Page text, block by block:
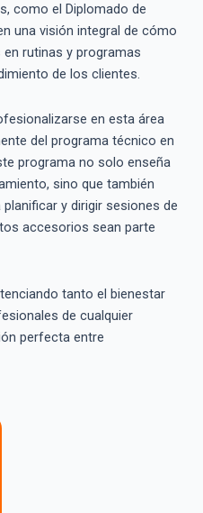
como el Diplomado de
una visión integral de cómo
rutinas y programas
de los clientes.
en esta área
del programa técnico en
programa no solo enseña
sino que también
y dirigir sesiones de
accesorios sean parte
tanto el bienestar
de cualquier
perfecta entre